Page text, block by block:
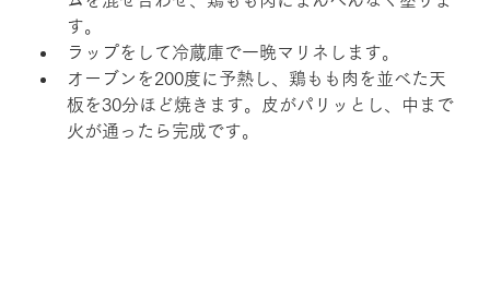
す。
ラップをして冷蔵庫で一晩マリネします。
オーブンを200度に予熱し、鶏もも肉を並べた天
板を30分ほど焼きます。皮がパリッとし、中まで
火が通ったら完成です。